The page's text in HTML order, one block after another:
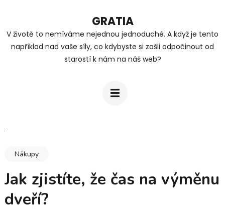
obsah
GRATIA
V životě to nemíváme nejednou jednoduché. A když je tento
například nad vaše síly, co kdybyste si zašli odpočinout od
starostí k nám na náš web?
Nákupy
Jak zjistíte, že čas na výměnu
dveří?